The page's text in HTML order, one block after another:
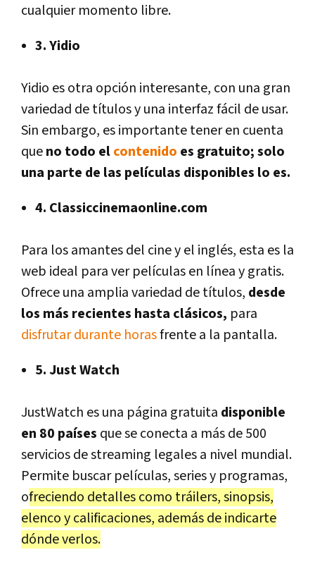
cualquier momento libre.
3. Yidio
Yidio es otra opción interesante, con una gran
variedad de títulos y una interfaz fácil de usar.
Sin embargo, es importante tener en cuenta
queno todo elcontenido es gratuito; solo
una parte de las películas disponibles lo es.
4. Classiccinemaonline.com
Para los amantes del cine y el inglés, esta es la
web ideal para ver películas en línea y gratis.
Ofrece una amplia variedad de títulos, desde
los más recientes hasta clásicos, para
disfrutar durante horasfrente a la pantalla.
5. Just Watch
JustWatch es una página gratuita disponible
en 80 países que se conecta a más de 500
servicios de streaming legales a nivel mundial.
Permite buscar películas, series y programas,
ofreciendo detalles como tráilers, sinopsis,
elenco y calificaciones, además de indicarte
dónde verlos.